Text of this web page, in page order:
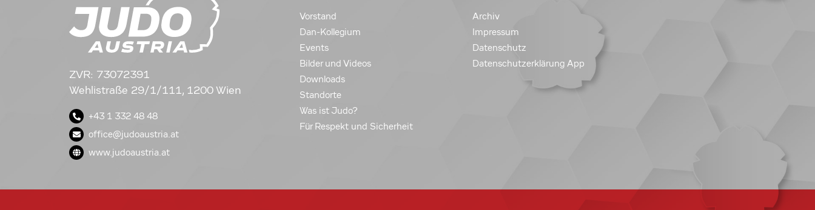
ZVR: 73072391
Wehlistraße 29/1/111, 1200 Wien
+43 1 332 48 48
office@judoaustria.at
www.judoaustria.at
Vorstand
Dan-Kollegium
Events
Bilder und Videos
Downloads
Standorte
Was ist Judo?
Für Respekt und Sicherheit
Archiv
Impressum
Datenschutz
Datenschutzerklärung App